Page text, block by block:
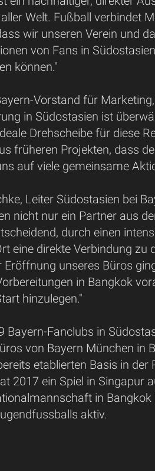
Welt. Fußball verbindet
wir unseren Verein und
von Fans in
können."
Vorstand für
in Südostasien ist
Drehscheibe für diese
früheren Projekten, dass
auf viele gemeinsame
Leiter Südostasien bei
nicht nur ein Partner aus
durch einen
eine direkte Verbindung zu
Eröffnung unseres Büros
in Bangkok
hinzulegen."
Bayern-Fanclubs in
von Bayern München in
etablierten Basis in der
2017 ein Spiel in
in
aktiv.